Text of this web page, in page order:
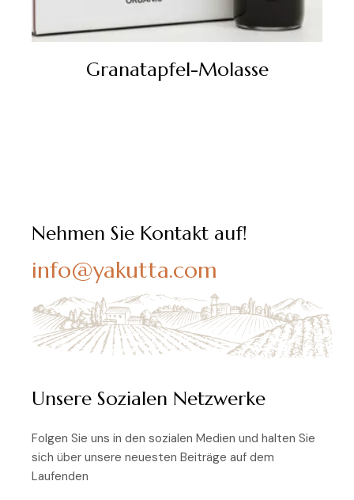
Granatapfel-Molasse
Nehmen Sie Kontakt auf!
info@yakutta.com
Unsere Sozialen Netzwerke
Folgen Sie uns in den sozialen Medien und halten Sie
sich über unsere neuesten Beiträge auf dem
Laufenden